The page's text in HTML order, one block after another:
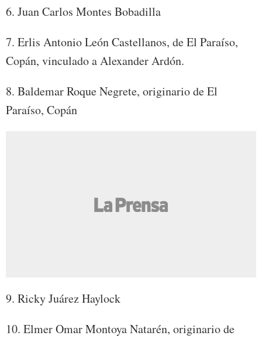
6. Juan Carlos Montes Bobadilla
7. Erlis Antonio León Castellanos, de El Paraíso,
Copán, vinculado a Alexander Ardón.
8. Baldemar Roque Negrete, originario de El
Paraíso, Copán
9. Ricky Juárez Haylock
10. Elmer Omar Montoya Natarén, originario de